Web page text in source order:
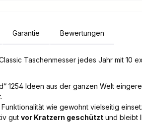
Garantie Bewertungen
Taschenmesser jedes Jahr mit 10
1254 Ideen aus der ganzen Welt
wie gewohnt vielseitig
gut vor Kratzern geschützt und bleibt